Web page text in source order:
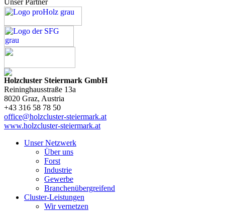
Unser Partner
Holzcluster Steiermark GmbH
Reininghausstraße 13a
8020 Graz, Austria
+43 316 58 78 50
office@holzcluster-steiermark.at
www.holzcluster-steiermark.at
Unser Netzwerk
Über uns
Forst
Industrie
Gewerbe
Branchenübergreifend
Cluster-Leistungen
Wir vernetzen